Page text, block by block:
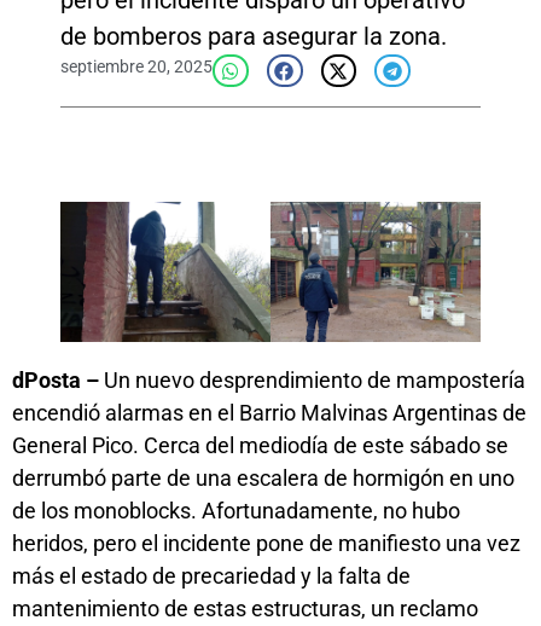
de bomberos para asegurar la zona.
septiembre 20, 2025
dPosta – Un nuevo desprendimiento de mampostería
encendió alarmas en el Barrio Malvinas Argentinas de
General Pico. Cerca del mediodía de este sábado se
derrumbó parte de una escalera de hormigón en uno
de los monoblocks. Afortunadamente, no hubo
heridos, pero el incidente pone de manifiesto una vez
más el estado de precariedad y la falta de
mantenimiento de estas estructuras, un reclamo